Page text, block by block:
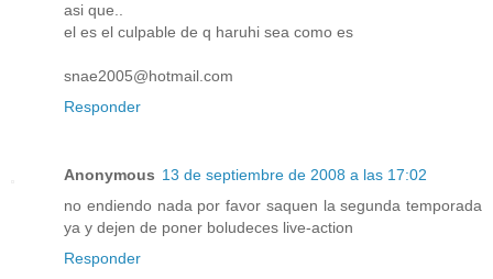
asi que..
el es el culpable de q haruhi sea como es
snae2005@hotmail.com
Responder
Anonymous 13 de septiembre de 2008 a las 17:02
no endiendo nada por favor saquen la segunda temporada
ya y dejen de poner boludeces live-action
Responder